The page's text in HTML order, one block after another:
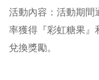
活動內容：活動期間
率獲得『彩虹糖果』
兌換獎勵。